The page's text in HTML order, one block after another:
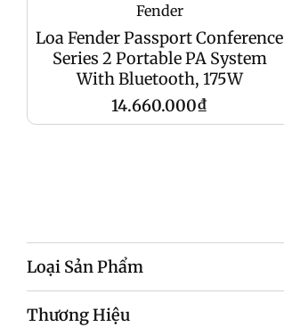
Fender
Loa Fender Passport Conference
Series 2 Portable PA System
With Bluetooth, 175W
Giá
gốc
14.660.000₫
Loại Sản Phẩm
Thương Hiệu